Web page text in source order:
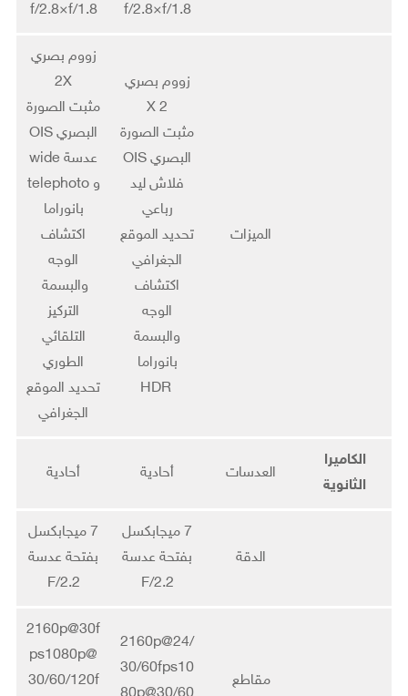
f/2.8×f/1.8
f/2.8×f/1.8
الميزات
زووم بصري
2 X
مثبت الصورة
البصري OIS
فلاش ليد
رباعي
تحديد الموقع
الجغرافي
اكتشاف
الوجه
والبسمة
بانوراما
HDR
زووم بصري
2X
مثبت الصورة
البصري OIS
عدسة wide
و telephoto
بانوراما
اكتشاف
الوجه
والبسمة
التركيز
التلقائي
الطوري
تحديد الموقع
الجغرافي
الكاميرا
الثانوية
العدسات أحادية أحادية
الدقة
7 ميجابكسل
بفتحة عدسة
F/2.2
7 ميجابكسل
بفتحة عدسة
F/2.2
مقاطع
2160p@24/
30/60fps10
2160p@30f
ps1080p@
30/60/120f